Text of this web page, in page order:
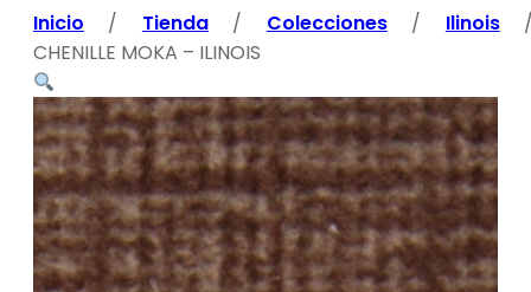
Inicio / Tienda / Colecciones / Ilinois
CHENILLE MOKA – ILINOIS